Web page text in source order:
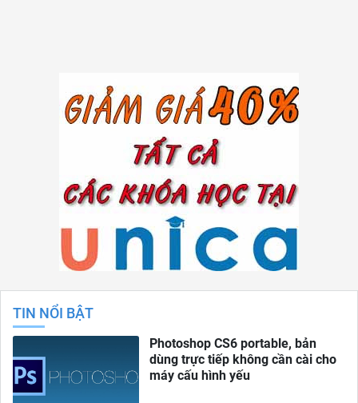
TIN NỔI BẬT
Photoshop CS6 portable, bản
dùng trực tiếp không cần cài cho
máy cấu hình yếu